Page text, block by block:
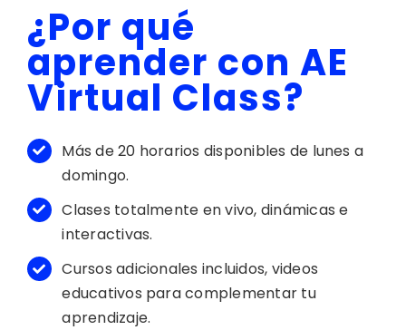
¿Por qué
aprender con AE
Virtual Class?
Más de 20 horarios disponibles de lunes a
domingo.
Clases totalmente en vivo, dinámicas e
interactivas.
Cursos adicionales incluidos, videos
educativos para complementar tu
aprendizaje.